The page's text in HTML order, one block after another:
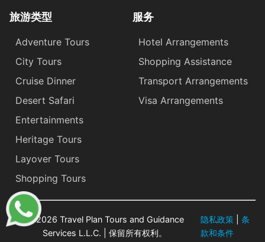
旅游类型
Adventure Tours
City Tours
Cruise Dinner
Desert Safari
Entertainments
Heritage Tours
Layover Tours
Shopping Tours
服务
Hotel Arrangements
Shopping Assistance
Transport Arrangements
Visa Arrangements
© 2026 Travel Plan Tours and Guidance
Services L.L.C. | 保留所有权利。
隐私政策| 条
款和条件